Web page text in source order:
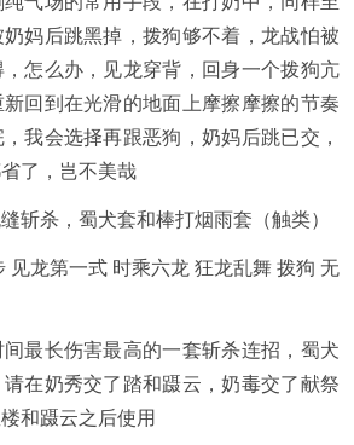
妈后跳黑掉，拨狗够不着，龙战怕被
怎么办，见龙穿背，回身一个拨狗亢
回到在光滑的地面上摩擦摩擦的节奏
我会选择再跟恶狗，奶妈后跳已交，
了，岂不美哉
杀，蜀犬套和棒打烟雨套（触类）
龙第一式 时乘六龙 狂龙乱舞 拨狗 无
长伤害最高的一套斩杀连招，蜀犬
在奶秀交了踏和蹑云，奶毒交了献祭
和蹑云之后使用